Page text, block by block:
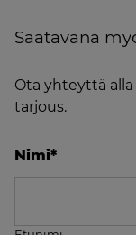
Saatavana
Ota yhteyttä alla
tarjous.
Nimi*